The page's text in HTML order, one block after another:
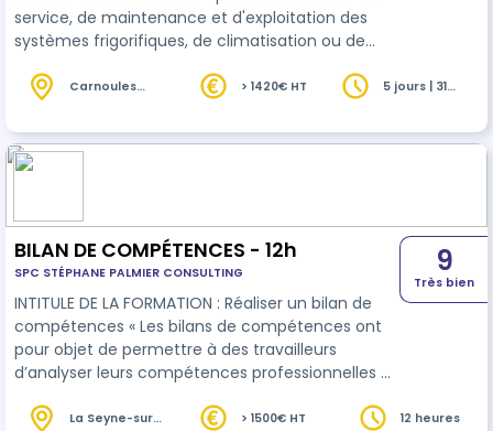
service, de maintenance et d'exploitation des
systèmes frigorifiques, de climatisation ou de
réglementaires et environnementales liées à la
Adopter un comportement professionnel dans
les règles de bonnes pratiques et de sécurité.
Carnoules
> 1420€ HT
5 jours | 31
BILAN DE COMPÉTENCES - 12h
SPC STÉPHANE PALMIER CONSULTING
INTITULE DE LA FORMATION : Réaliser un bilan de
compétences « Les bilans de compétences ont
pour objet de permettre à des travailleurs
d’analyser leurs compétences professionnelles et
motivations afin de définir un projet professionnel
9
Très bien
La Seyne-sur-
> 1500€ HT 12 heures